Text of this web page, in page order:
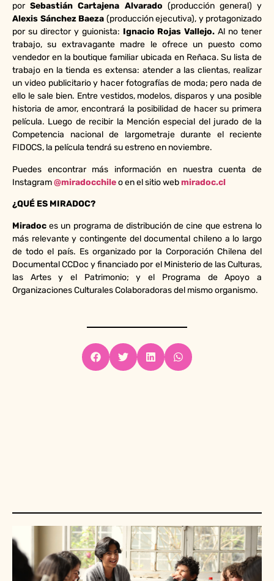
porSebastián Cartajena Alvarado (producción general) y
Alexis Sánchez Baeza (producción ejecutiva), y protagonizado
por su director y guionista: Ignacio Rojas Vallejo.Al no tener
trabajo, su extravagante madre le ofrece un puesto como
vendedor en la boutique familiar ubicada en Reñaca. Su lista de
trabajo en la tienda es extensa: atender a las clientas, realizar
un video publicitario y hacer fotografías de moda; pero nada de
ello le sale bien. Entre vestidos, modelos, disparos y una posible
historia de amor, encontrará la posibilidad de hacer su primera
película. Luego de recibir la Mención especial del jurado de la
Competencia nacional de largometraje durante el reciente
FIDOCS, la película tendrá su estreno en noviembre.
Puedes encontrar más información en nuestra cuenta de
Instagram@miradocchileo en el sitio webmiradoc.cl
¿QUÉ ES MIRADOC?
Miradoc es un programa de distribución de cine que estrena lo
más relevante y contingente del documental chileno a lo largo
de todo el país. Es organizado por la Corporación Chilena del
Documental CCDoc y financiado por el Ministerio de las Culturas,
las Artes y el Patrimonio; y el Programa de Apoyo a
Organizaciones Culturales Colaboradoras del mismo organismo.